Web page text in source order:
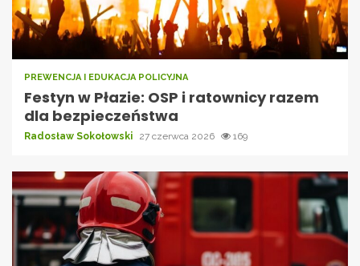
PREWENCJA I EDUKACJA POLICYJNA
Festyn w Płazie: OSP i ratownicy razem
dla bezpieczeństwa
Radosław Sokołowski 27 czerwca 2026 169